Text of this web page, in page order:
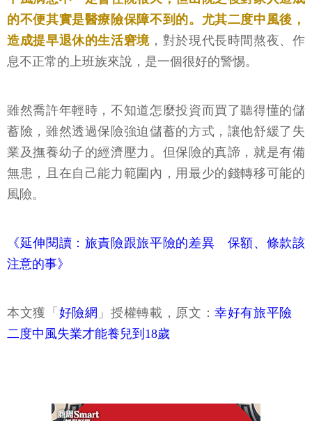
的不便其實是醫療險保障不到的。尤其二度中風後，
造成提早退休的生活窘境 ，對於現代長時間熬夜、作
息不正常的上班族來說，是一個很好的警惕。
雖然喬許年輕時，不知道怎麼投資而買了聽得懂的儲
蓄險，雖然透過保險強迫儲蓄的方式，讓他舒緩了失
業及撫養幼子的經濟壓力。但保險的真諦，就是有備
無患，且在自己能力範圍內，用最少的錢轉移可能的
風險。
《延伸閱讀：旅責險跟旅平險的差異 保額、條款該
注意的事》
本文獲「 好險網 」授權轉載，原文：幸好有旅平險
二度中風失業才能養兒到18歲